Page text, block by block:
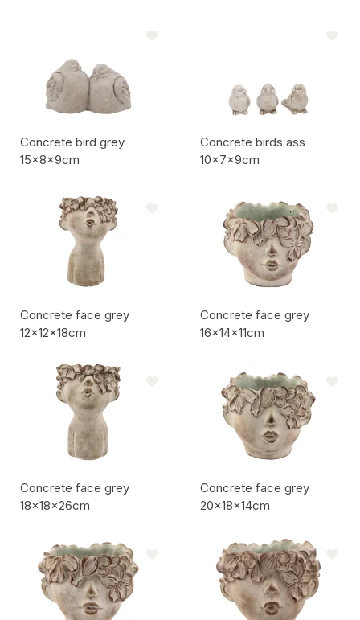
Concrete bird grey
15x8x9cm
Codice articolo:
Concrete birds ass
10x7x9cm
Concrete face grey
12x12x18cm
Codice articolo:
Concrete face grey
16x14x11cm
Concrete face grey
18x18x26cm
Concrete face grey
20x18x14cm
Codice articolo: